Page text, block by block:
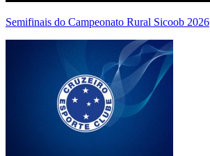
Semifinais do Campeonato Rural Sicoob 2026